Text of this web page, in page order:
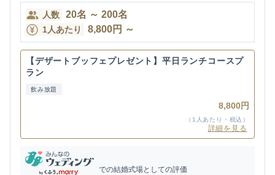
人数 20名 ～ 200名
1人あたり 8,800円 ～
【デザートブッフェプレゼント】平日ランチコースプ
ラン
飲み放題
8,800円
（1人あたり・税込）
詳細を見る
での結婚式場としての評価